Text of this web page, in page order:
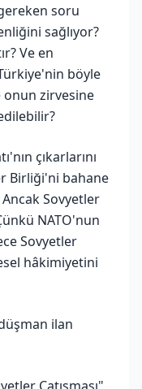
soru
sağlıyor?
Ve en
böyle
onun zirvesine
çıkarlarını
Birliği'ni bahane
Sovyetler
NATO'nun
Sovyetler
hâkimiyetini
ilan